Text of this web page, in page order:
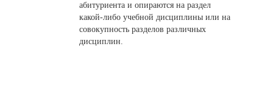
абитуриента и опираются на раздел
какой-либо учебной дисциплины или на
совокупность разделов различных
дисциплин.